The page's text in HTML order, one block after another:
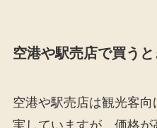
空港や駅売店で買う
空港や駅売店は観光客
実していますが、価格が